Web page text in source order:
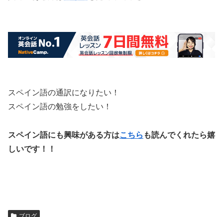
スペイン語の通訳になりたい！
スペイン語の勉強をしたい！
スペイン語にも興味がある方はこちら も読んでくれたら嬉
しいです！！